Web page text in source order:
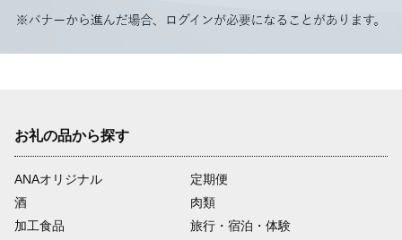
お礼の品から探す
ANAオリジナル
定期便
酒
肉類
加工食品
旅行・宿泊・体験